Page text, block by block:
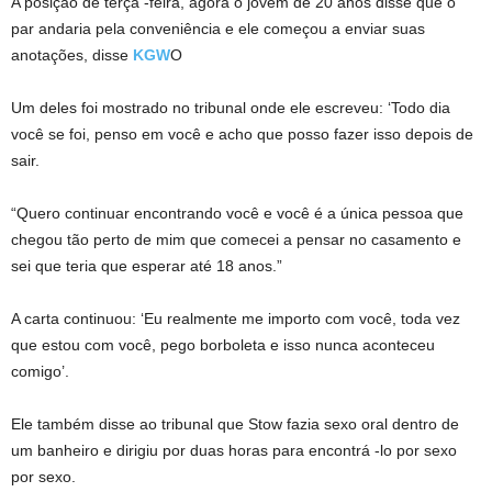
par andaria pela conveniência e ele começou a enviar suas
anotações, disse KGWO
Um deles foi mostrado no tribunal onde ele escreveu: ‘Todo dia
você se foi, penso em você e acho que posso fazer isso depois de
sair.
“Quero continuar encontrando você e você é a única pessoa que
chegou tão perto de mim que comecei a pensar no casamento e
sei que teria que esperar até 18 anos.”
A carta continuou: ‘Eu realmente me importo com você, toda vez
que estou com você, pego borboleta e isso nunca aconteceu
comigo’.
Ele também disse ao tribunal que Stow fazia sexo oral dentro de
um banheiro e dirigiu por duas horas para encontrá -lo por sexo
por sexo.